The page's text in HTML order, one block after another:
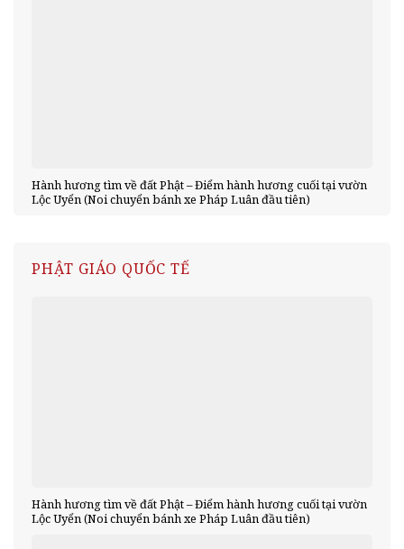
Hành hương tìm về đất Phật – Điểm hành hương cuối tại vườn
Lộc Uyển (Noi chuyển bánh xe Pháp Luân đầu tiên)
PHẬT GIÁO QUỐC TẾ
Hành hương tìm về đất Phật – Điểm hành hương cuối tại vườn
Lộc Uyển (Noi chuyển bánh xe Pháp Luân đầu tiên)